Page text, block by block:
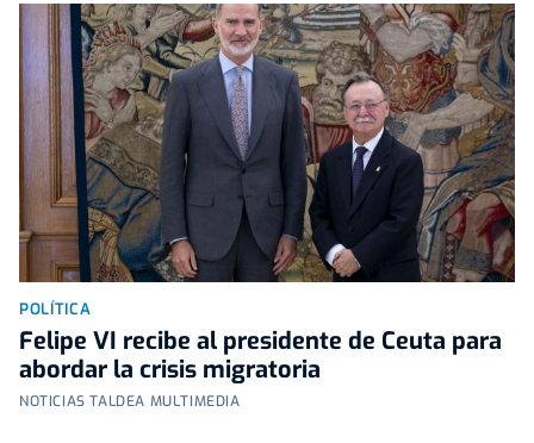
POLÍTICA
Felipe VI recibe al presidente de Ceuta para
abordar la crisis migratoria
NOTICIAS TALDEA MULTIMEDIA